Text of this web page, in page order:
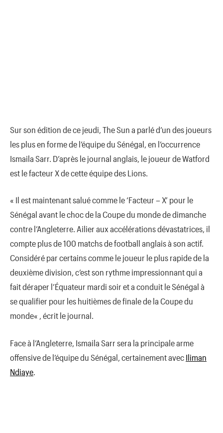
Sur son édition de ce jeudi, The Sun a parlé d’un des joueurs
les plus en forme de l’équipe du Sénégal, en l’occurrence
Ismaila Sarr. D’après le journal anglais, le joueur de Watford
est le facteur X de cette équipe des Lions.
« Il est maintenant salué comme le ‘Facteur – X’ pour le
Sénégal avant le choc de la Coupe du monde de dimanche
contre l’Angleterre. Ailier aux accélérations dévastatrices, il
compte plus de 100 matchs de football anglais à son actif.
Considéré par certains comme le joueur le plus rapide de la
deuxième division, c’est son rythme impressionnant qui a
fait déraper l’Équateur mardi soir et a conduit le Sénégal à
se qualifier pour les huitièmes de finale de la Coupe du
monde« , écrit le journal.
Face à l’Angleterre, Ismaila Sarr sera la principale arme
offensive de l’équipe du Sénégal, certainement avec Iliman
Ndiaye